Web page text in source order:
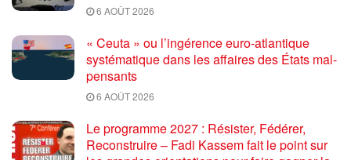
6 AOÛT 2026
« Ceuta » ou l’ingérence euro-atlantique
systématique dans les affaires des États mal-
pensants
6 AOÛT 2026
Le programme 2027 : Résister, Fédérer,
Reconstruire – Fadi Kassem fait le point sur